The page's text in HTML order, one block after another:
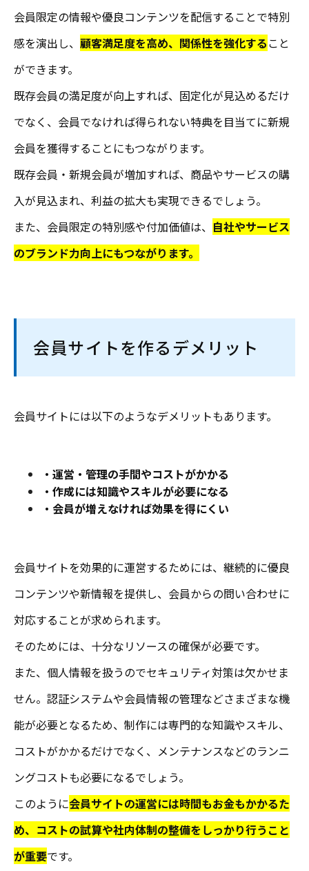
会員限定の情報や優良コンテンツを配信することで特別
感を演出し、 顧客満足度を高め、関係性を強化すること
ができます。
既存会員の満足度が向上すれば、固定化が見込めるだけ
でなく、会員でなければ得られない特典を目当てに新規
会員を獲得することにもつながります。
既存会員・新規会員が増加すれば、商品やサービスの購
入が見込まれ、利益の拡大も実現できるでしょう。
また、会員限定の特別感や付加価値は、 自社やサービス
のブランド力向上にもつながります。
会員サイトを作るデメリット
会員サイトには以下のようなデメリットもあります。
・運営・管理の手間やコストがかかる
・作成には知識やスキルが必要になる
・会員が増えなければ効果を得にくい
会員サイトを効果的に運営するためには、継続的に優良
コンテンツや新情報を提供し、会員からの問い合わせに
対応することが求められます。
そのためには、十分なリソースの確保が必要です。
また、個人情報を扱うのでセキュリティ対策は欠かせま
せん。認証システムや会員情報の管理などさまざまな機
能が必要となるため、制作には専門的な知識やスキル、
コストがかかるだけでなく、メンテナンスなどのランニ
ングコストも必要になるでしょう。
このように会員サイトの運営には時間もお金もかかるた
め、コストの試算や社内体制の整備をしっかり行うこと
が重要です。